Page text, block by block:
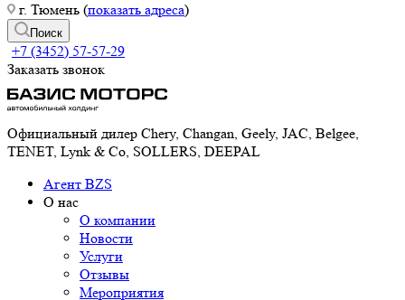
г. Тюмень (показать адреса)
Поиск
+7 (3452) 57-57-29
Заказать звонок
Официальный дилер Chery, Changan, Geely, JAC, Belgee,
TENET, Lynk & Co, SOLLERS, DEEPAL
Агент BZS
О нас
О компании
Новости
Услуги
Отзывы
Мероприятия